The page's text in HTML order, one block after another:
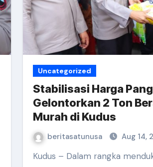
Uncategorized
Stabilisasi Harga
Gelontorkan 2 Ton
Murah di Kudus
beritasatunusa Aug 14,
Kudus – Dalam rangka mendukung